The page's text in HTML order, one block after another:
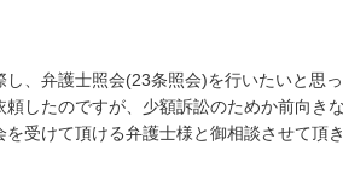
、弁護士照会(23条照会)を行いたいと思
したのですが、少額訴訟のためか前向き
受けて頂ける弁護士様と御相談させて頂き